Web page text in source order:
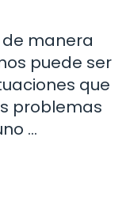
manera
puede ser
que
problemas
…